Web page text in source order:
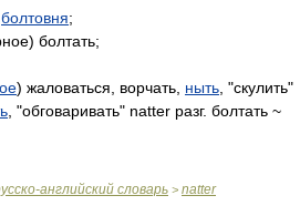
болтовня;
болтать;
) жаловаться, ворчать, ныть , "скулить"
, "обговаривать" natter разг. болтать ~
английский словарь > natter